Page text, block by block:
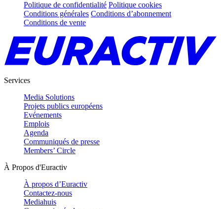
Politique de confidentialité Politique cookies
Conditions générales Conditions d’abonnement
Conditions de vente
Services
Media Solutions
Projets publics européens
Evénements
Emplois
Agenda
Communiqués de presse
Members’ Circle
À Propos d'Euractiv
À propos d’Euractiv
Contactez-nous
Mediahuis